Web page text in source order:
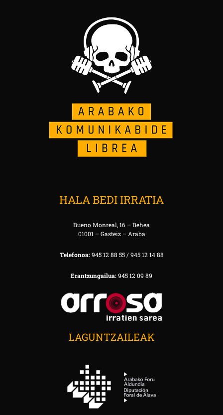
HALA BEDI IRRATIA
Bueno Monreal, 16 – Behea
01001 – Gasteiz – Araba
Telefonoa:945 12 88 55 / 945 12 14 88
Erantzungailua:945 12 09 89
LAGUNTZAILEAK